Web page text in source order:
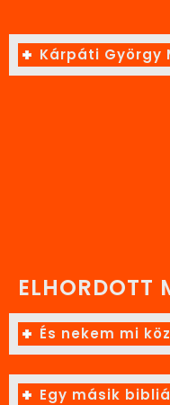
Kárpáti György
ELHORDOTT
És nekem mi
Egy másik